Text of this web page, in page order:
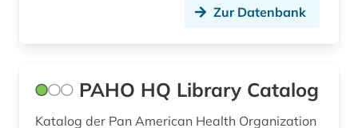
Soziologie (0)
Sport (0)
Technik (0)
Zur Datenbank
PAHO HQ Library Catalog
Katalog der Pan American Health Organization